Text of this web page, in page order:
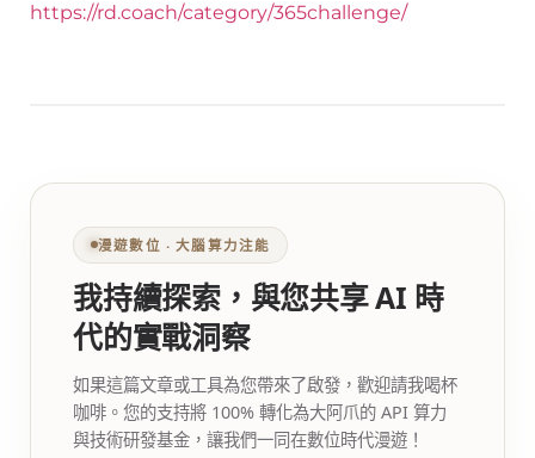
https://rd.coach/category/365challenge/
漫遊數位 ‧ 大腦算力注能
我持續探索，與您共享 AI 時
代的實戰洞察
如果這篇文章或工具為您帶來了啟發，歡迎請我喝杯
咖啡。您的支持將 100% 轉化為大阿爪的 API 算力
與技術研發基金，讓我們一同在數位時代漫遊！